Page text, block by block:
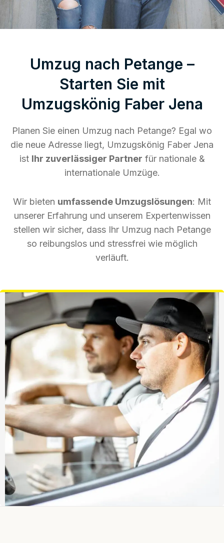
Umzug nach Petange –
Starten Sie mit
Umzugskönig Faber Jena
Planen Sie einen Umzug nach Petange? Egal wo
die neue Adresse liegt, Umzugskönig Faber Jena
ist Ihr zuverlässiger Partner für nationale &
internationale Umzüge.
Wir bieten umfassende Umzugslösungen: Mit
unserer Erfahrung und unserem Expertenwissen
stellen wir sicher, dass Ihr Umzug nach Petange
so reibungslos und stressfrei wie möglich
verläuft.